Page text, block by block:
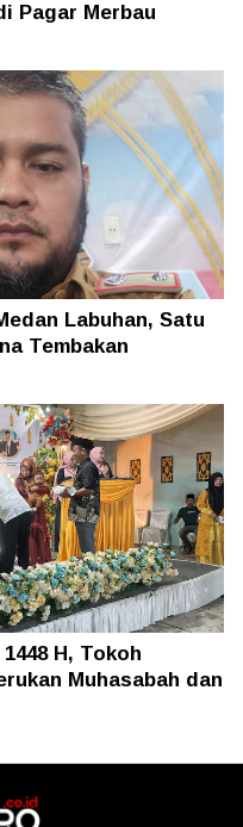
Pagar Merbau
Labuhan, Satu
Tembakan
H, Tokoh
Muhasabah dan